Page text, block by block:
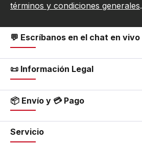
términos y condiciones generales.
💬 Escríbanos en el chat en vivo
📜 Información Legal
📦 Envío y 💳 Pago
Servicio